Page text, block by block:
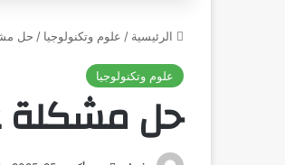
الرئيسية / علوم وتكنولوجيا / حل
علوم وتكنولوجيا
حل مشكلة